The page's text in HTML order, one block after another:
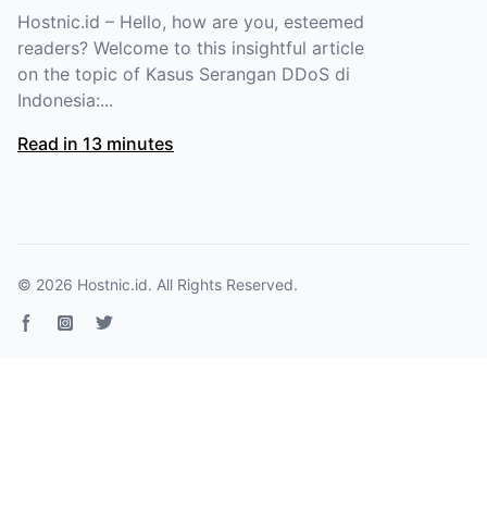
Hostnic.id – Hello, how are you, esteemed
readers? Welcome to this insightful article
on the topic of Kasus Serangan DDoS di
Indonesia:...
Read in 13 minutes
© 2026 Hostnic.id. All Rights Reserved.